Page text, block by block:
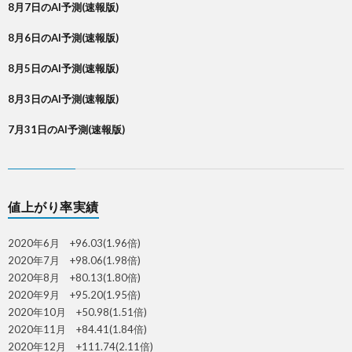
8月7日のAI予測(速報版)
8月6日のAI予測(速報版)
8月5日のAI予測(速報版)
8月3日のAI予測(速報版)
7月31日のAI予測(速報版)
値上がり率実績
2020年6月 +96.03(1.96倍)
2020年7月 +98.06(1.98倍)
2020年8月 +80.13(1.80倍)
2020年9月 +95.20(1.95倍)
2020年10月 +50.98(1.51倍)
2020年11月 +84.41(1.84倍)
2020年12月 +111.74(2.11倍)